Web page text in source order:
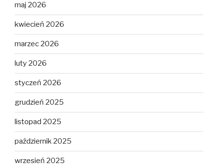
maj 2026
kwiecień 2026
marzec 2026
luty 2026
styczeń 2026
grudzień 2025
listopad 2025
październik 2025
wrzesień 2025